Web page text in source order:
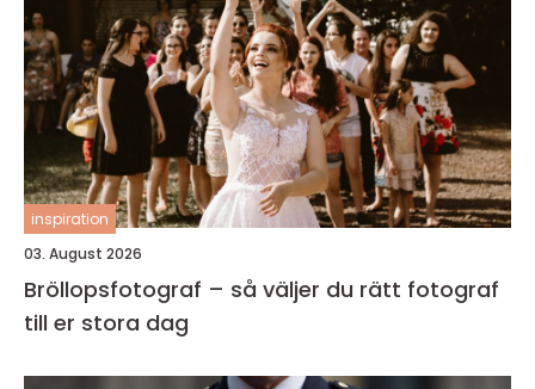
inspiration
03. August 2026
Bröllopsfotograf – så väljer du rätt fotograf
till er stora dag